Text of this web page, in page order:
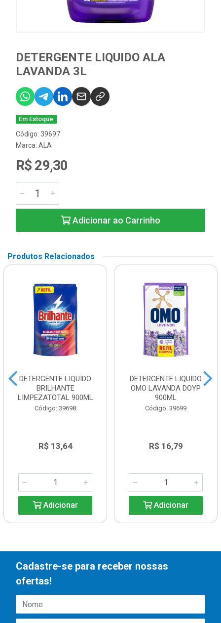
DETERGENTE LIQUIDO ALA
LAVANDA 3L
Em Estoque
Código: 39697
Marca: ALA
R$ 29,30
Adicionar ao Carrinho
Produtos Relacionados
DETERGENTE LIQUIDO
BRILHANTE
LIMPEZATOTAL 900ML
Código: 39698
R$ 13,64
Adicionar
DETERGENTE LIQUIDO
OMO LAVANDA DOYP
900ML
Código: 39699
R$ 16,79
Adicionar
Cadastre-se para receber nossas
ofertas!